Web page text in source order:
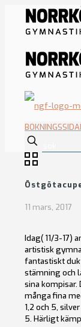
11 mars, 2017
Idag( 11/3-17)
artistisk
fantastiskt
stämning och
sina kompisar.
många fina
1,2 och 5,
5. Härligt